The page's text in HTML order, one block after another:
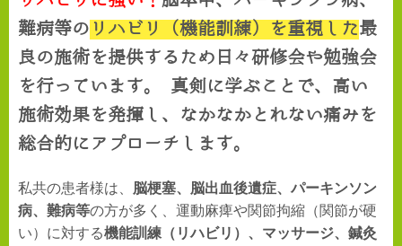
難病等の リハビリ（機能訓練）を重視した最
良の施術を提供するため日々研修会や勉強会
を行っています。 真剣に学ぶことで、高い
施術効果を発揮し、なかなかとれない痛みを
総合的にアプローチします。
私共の患者様は、 脳梗塞、脳出血後遺症、パーキンソン
病、難病等の方が多く、運動麻痺や関節拘縮（関節が硬
い）に対する機能訓練（リハビリ）、マッサージ、鍼灸